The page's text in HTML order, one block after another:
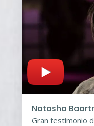
Natasha
Gran testimonio